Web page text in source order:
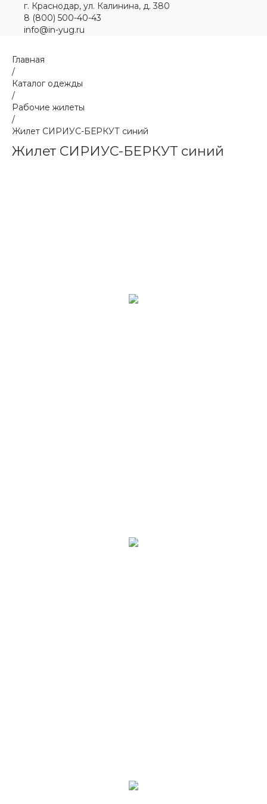
г. Краснодар, ул. Калинина, д. 380
8 (800) 500-40-43
info@in-yug.ru
Главная
/
Каталог одежды
/
Рабочие жилеты
/
Жилет СИРИУС-БЕРКУТ синий
Жилет СИРИУС-БЕРКУТ синий